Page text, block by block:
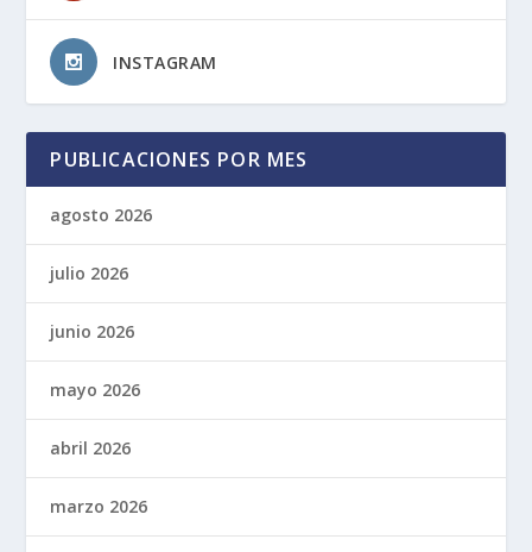
INSTAGRAM
PUBLICACIONES POR MES
agosto 2026
julio 2026
junio 2026
mayo 2026
abril 2026
marzo 2026